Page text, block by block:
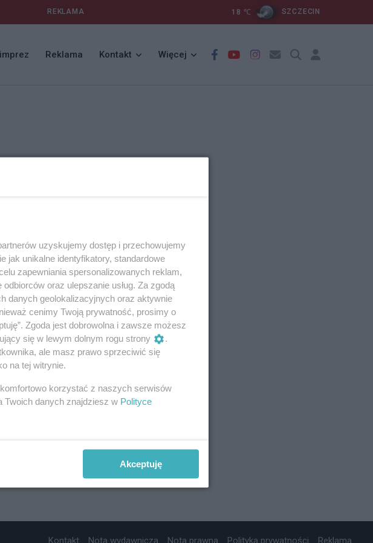
REKLAMA 18 ℃ SZCZECIN
Reklama Kontakt Więcej
Kontakt Nota wydawnicza Nota prawna Polityka prywatności Reklama
uzyskujemy dostęp i przechowujemy
jak unikalne identyfikatory, standardowe
zapewniania spersonalizowanych reklam,
oraz ulepszanie usług. Za zgodą
danych geolokalizacyjnych oraz aktywnie
cenimy Twoją prywatność, prosimy o
Zgoda jest dobrowolna i zawsze możesz
się w lewym dolnym rogu strony
.
ale masz prawo sprzeciwić się
na tej witrynie.
korzystać z naszych serwisów
Twoich danych znajdziesz w Polityce
Akceptuję